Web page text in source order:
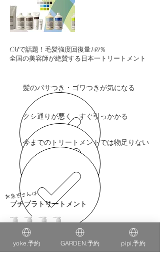
CMで話題！毛髪強度回復量140％
​全国の美容師が絶賛する日本一トリートメント
髪のパサつき・ゴワつきが気になる
クシ通りが悪く、すぐ引っかかる
今までのトリートメントでは物足りない
プチプラトリートメント
お急ぎさんは
yoke.予約 GARDEN.予約 pipi,予約